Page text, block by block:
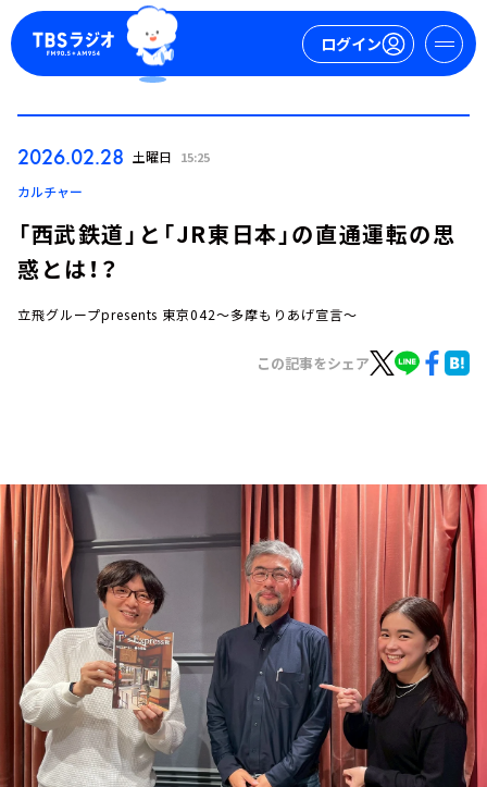
ログイン
お知らせ
イベント・グッズ
YouTube
会社情報
2026.02.28 土曜日 15:25
カルチャー
「西武鉄道」と「JR東日本」の直通運転の思
惑とは！？
立飛グループpresents 東京042～多摩もりあげ宣言～
この記事をシェア